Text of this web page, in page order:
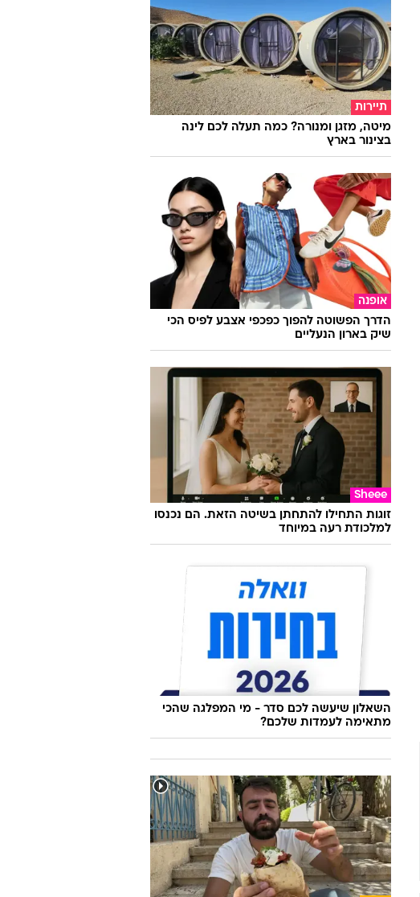
תיירות
מיטה, מזגן ומנורה? כמה תעלה לכם לינה
בצינור בארץ
אופנה
הדרך הפשוטה להפוך כפכפי אצבע לפיס הכי
שיק בארון הנעליים
Sheee
זוגות התחילו להתחתן בשיטה הזאת. הם נכנסו
למלכודת רעה במיוחד
השאלון שיעשה לכם סדר - מי המפלגה שהכי
מתאימה לעמדות שלכם?